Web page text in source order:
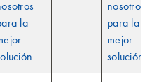
la
nosotros
para la
mejor
solución